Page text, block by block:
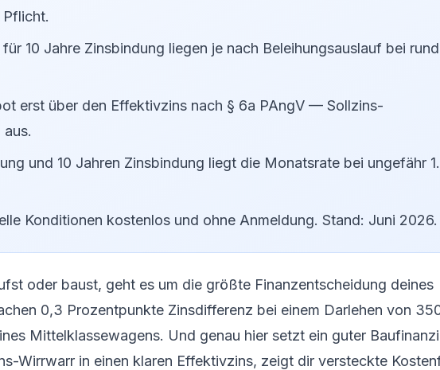
10 Jahre Zinsbindung liegen je nach Beleihungsauslauf bei rund
erst über den Effektivzins nach § 6a PAngV — Sollzins-
und 10 Jahren Zinsbindung liegt die Monatsrate bei ungefähr
Konditionen kostenlos und ohne Anmeldung. Stand: Juni 2026.
oder baust, geht es um die größte Finanzentscheidung deines
0,3 Prozentpunkte Zinsdifferenz bei einem Darlehen von
Mittelklassewagens. Und genau hier setzt ein guter
Wirrwarr in einen klaren Effektivzins, zeigt dir versteckte